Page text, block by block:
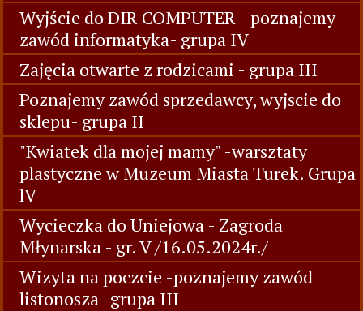
Wyjście do DIR COMPUTER - poznajemy
zawód informatyka- grupa IV
Zajęcia otwarte z rodzicami - grupa III
Poznajemy zawód sprzedawcy, wyjscie do
sklepu- grupa II
"Kwiatek dla mojej mamy" -warsztaty
plastyczne w Muzeum Miasta Turek. Grupa
lV
Wycieczka do Uniejowa - Zagroda
Młynarska - gr. V /16.05.2024r./
Wizyta na poczcie -poznajemy zawód
listonosza- grupa III